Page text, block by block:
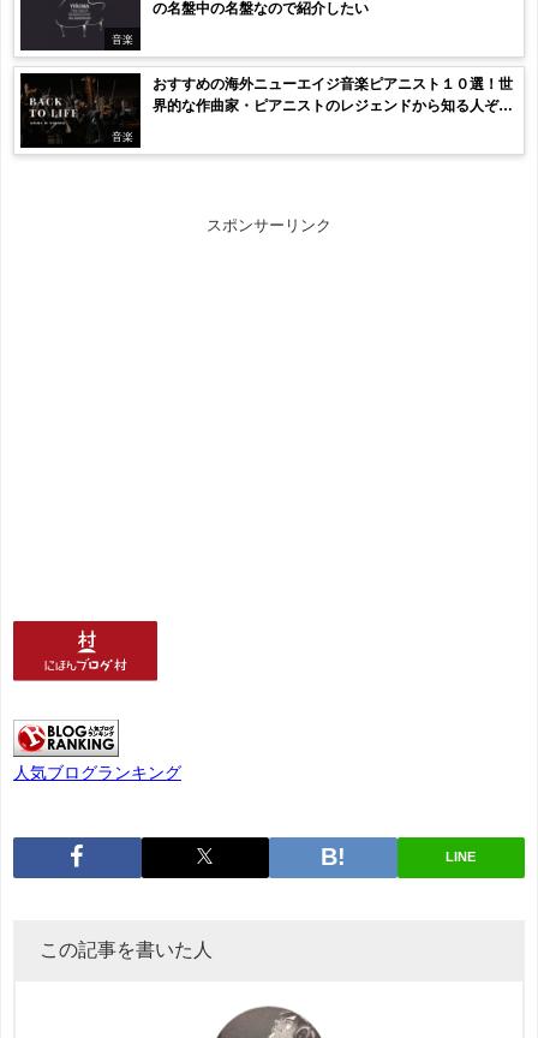
音楽
の名盤中の名盤なので紹介したい
音楽
おすすめの海外ニューエイジ音楽ピアニスト１０選！世
界的な作曲家・ピアニストのレジェンドから知る人ぞ知
スポンサーリンク
人気ブログランキング
LINE
この記事を書いた人